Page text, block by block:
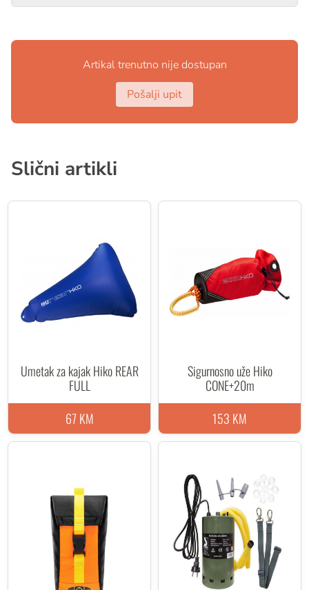
Otpor na vuču 10 kN
Reflektirajuće pruge, Ručka zaštićena mekom
Opremljen s dvije ručke
Artikal trenutno nije dostupan
Pošalji upit
Slični artikli
Umetak za kajak Hiko REAR
FULL
67 KM
Sigurnosno uže Hiko
CONE+20m
153 KM